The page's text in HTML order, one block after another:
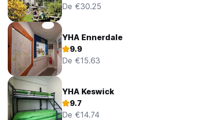
De €30.25
YHA Ennerdale
9.9
De €15.63
YHA Keswick
9.7
De €14.74